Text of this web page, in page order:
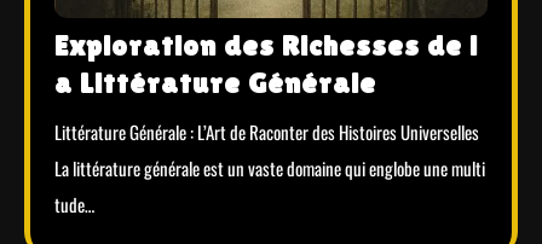
Exploration des Richesses de l
a Littérature Générale
Littérature Générale : L’Art de Raconter des Histoires Universelles
La littérature générale est un vaste domaine qui englobe une multi
tude…